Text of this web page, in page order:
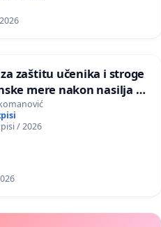
zaštitu učenika i stroge
mere nakon nasilja u
/ 2026